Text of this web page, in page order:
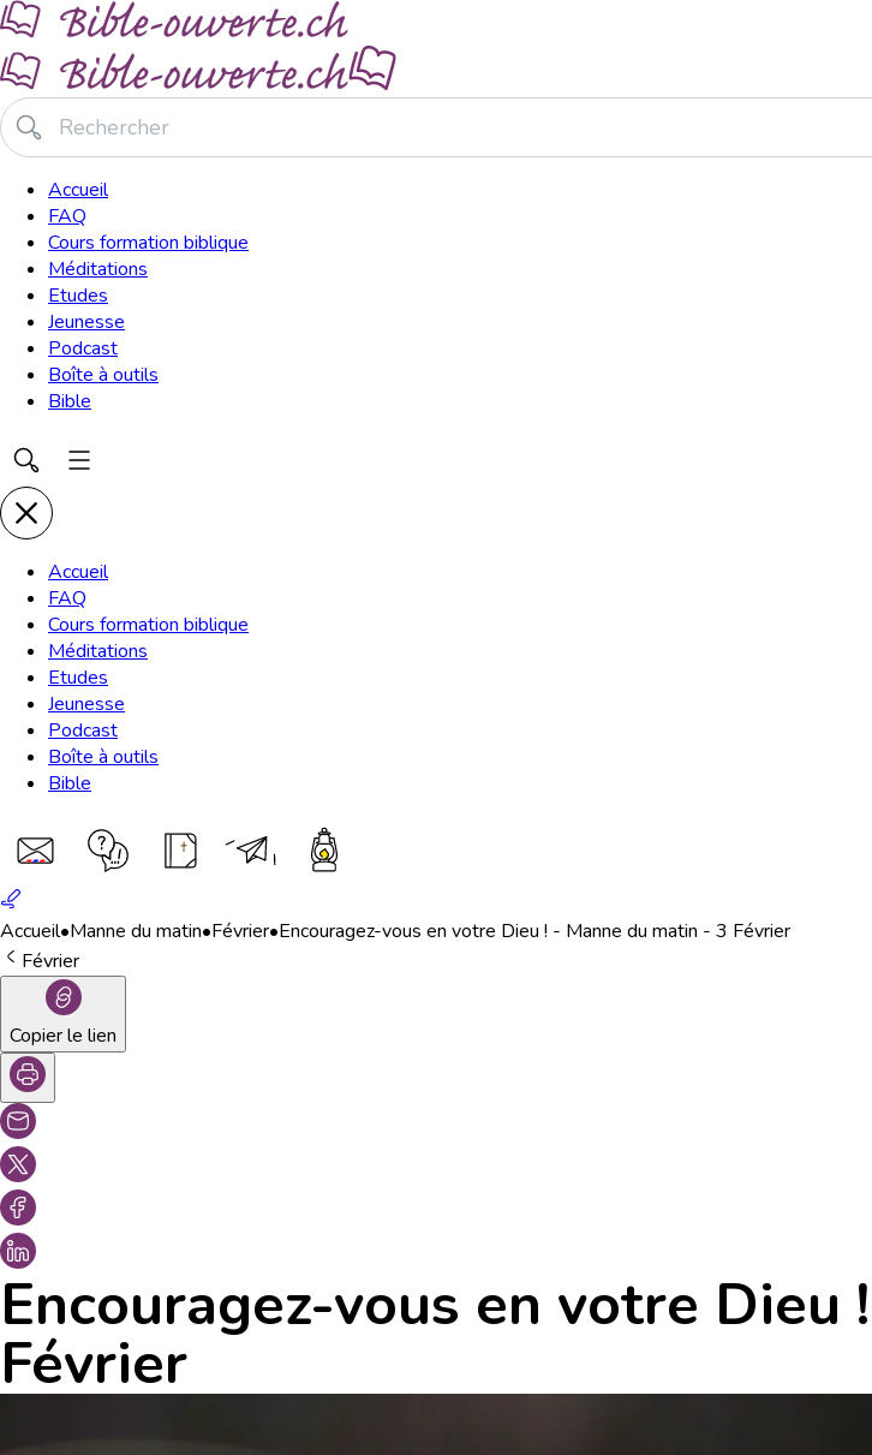
Accueil
FAQ
Cours formation biblique
Méditations
Etudes
Jeunesse
Podcast
Boîte à outils
Bible
Accueil
FAQ
Cours formation biblique
Méditations
Etudes
Jeunesse
Podcast
Boîte à outils
Bible
Accueil•Manne du matin•Février•Encouragez-vous en votre Dieu ! - Manne du matin - 3 Février
Février
Copier le lien
Encouragez-vous en votre
Février